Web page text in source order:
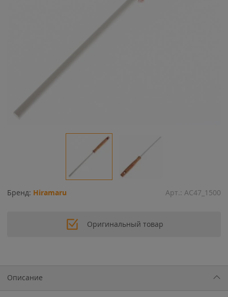
Бренд: Hiramaru Арт.: AC47_1500
Оригинальный товар
Описание